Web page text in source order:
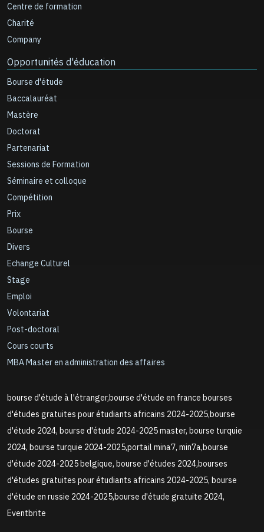
Centre de formation
Charité
Company
Opportunités d'éducation
Bourse d'étude
Baccalauréat
Mastère
Doctorat
Partenariat
Sessions de Formation
Séminaire et colloque
Compétition
Prix
Bourse
Divers
Echange Culturel
Stage
Emploi
Volontariat
Post-doctoral
Cours courts
MBA Master en administration des affaires
bourse d'étude à l'étranger,bourse d'étude en france bourses
d'études gratuites pour étudiants africains 2024-2025,bourse
d'étude 2024, bourse d'étude 2024-2025 master, bourse turquie
2024, bourse turquie 2024-2025,portail mina7, min7a,bourse
d'étude 2024-2025 belgique, bourse d'études 2024,bourses
d'études gratuites pour étudiants africains 2024-2025, bourse
d'étude en russie 2024-2025,bourse d'étude gratuite 2024,
Eventbrite